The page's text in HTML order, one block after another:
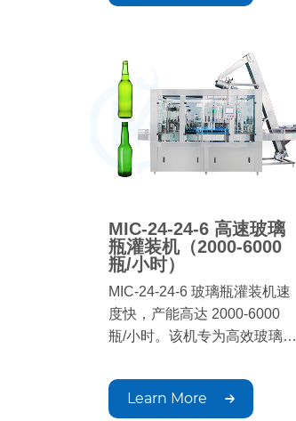
MIC-24-24-6 高速玻璃
瓶灌装机（2000-6000
瓶/小时）
MIC-24-24-6 玻璃瓶灌装机速
度快，产能高达 2000-6000
瓶/小时。该机专为高效玻璃瓶
致，是中大型饮料生产的理想
之选。
Learn More